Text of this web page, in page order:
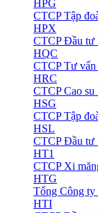
HPG
CTCP Tập
HPX
CTCP Đầu tư
HQC
CTCP Tư
HRC
CTCP Cao
HSG
CTCP Tập
HSL
CTCP Đầu tư
HT1
CTCP Xi
HTG
Tổng Công ty
HTI